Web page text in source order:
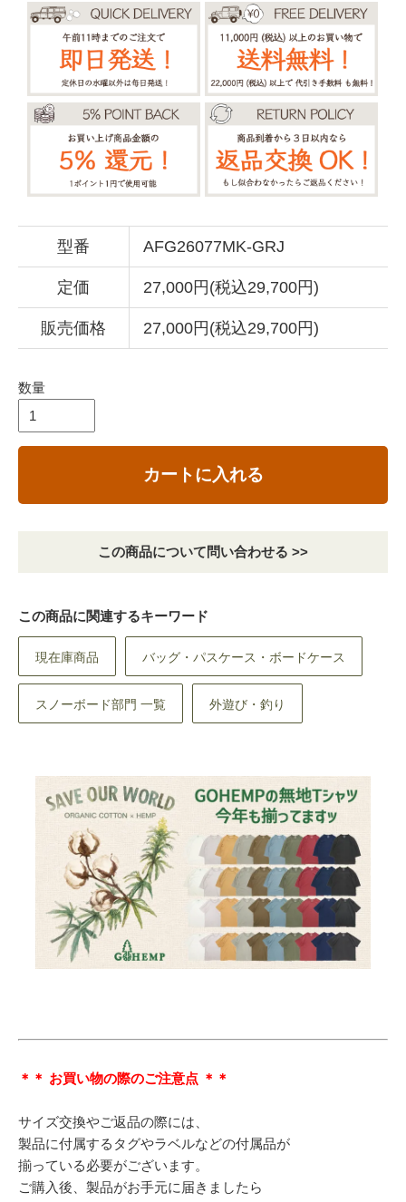
型番 AFG26077MK-GRJ
定価 27,000円(税込29,700円)
販売価格 27,000円(税込29,700円)
数量
カートに入れる
この商品について問い合わせる >>
この商品に関連するキーワード
現在庫商品 バッグ・パスケース・ボードケース
スノーボード部門 一覧 外遊び・釣り
＊＊ お買い物の際のご注意点 ＊＊
サイズ交換やご返品の際には、
製品に付属するタグやラベルなどの付属品が
揃っている必要がございます。
ご購入後、製品がお手元に届きましたら